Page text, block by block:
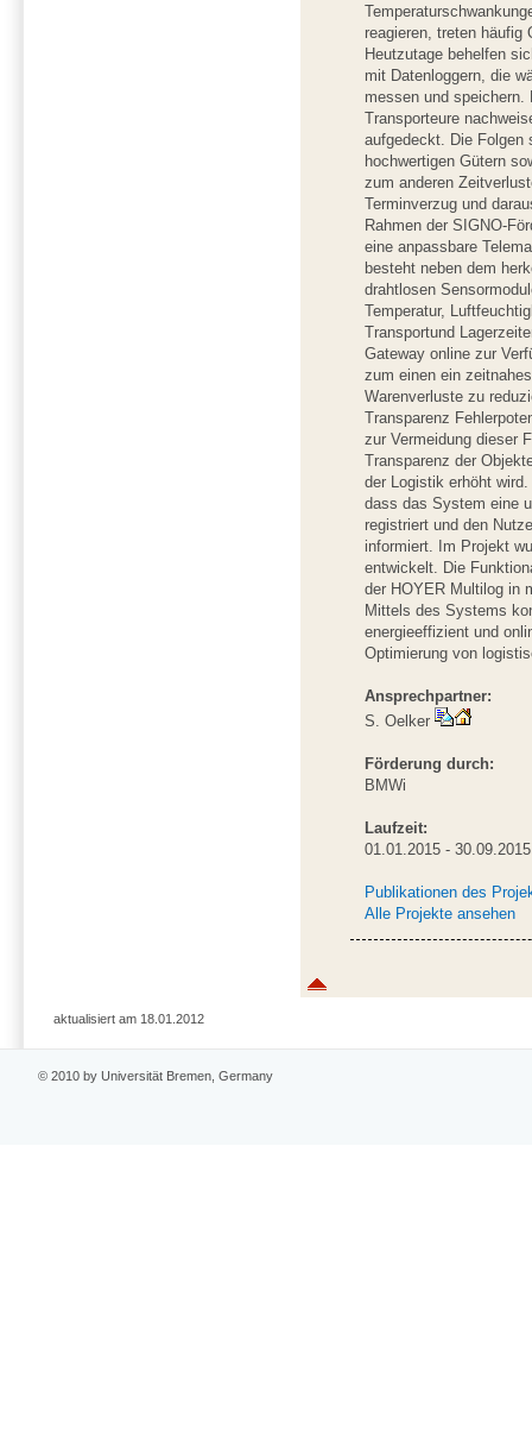
reagieren, treten häufig
Heutzutage behelfen
mit Datenloggern, die
messen und speichern.
Transporteure
aufgedeckt. Die Folgen
hochwertigen Gütern
zum anderen
Terminverzug und
Rahmen der SIGNO-
eine anpassbare
besteht neben dem
drahtlosen
Temperatur,
Transportund
Gateway online zur
zum einen ein
Warenverluste zu
Transparenz
zur Vermeidung dieser
Transparenz der
der Logistik erhöht
dass das System eine
registriert und den
informiert. Im Projekt
entwickelt. Die
der HOYER Multilog in
Mittels des Systems
energieeffizient und
Optimierung von
Ansprechpartner:
S. Oelker
Förderung durch:
BMWi
Laufzeit:
01.01.2015 - 30.09.2015
Publikationen des
Alle Projekte ansehen
aktualisiert am 18.01.2012
© 2010 by Universität Bremen, Germany